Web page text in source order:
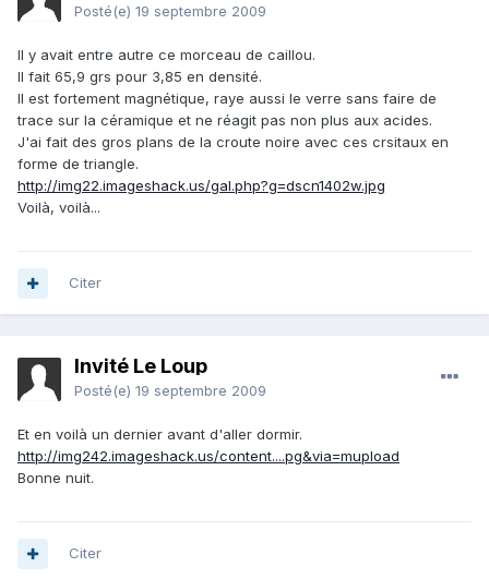
Posté(e) 19 septembre 2009
Il y avait entre autre ce morceau de caillou.
Il fait 65,9 grs pour 3,85 en densité.
Il est fortement magnétique, raye aussi le verre sans faire de
trace sur la céramique et ne réagit pas non plus aux acides.
J'ai fait des gros plans de la croute noire avec ces crsitaux en
forme de triangle.
http://img22.imageshack.us/gal.php?g=dscn1402w.jpg
Voilà, voilà...
Citer
Invité Le Loup
Posté(e) 19 septembre 2009
Et en voilà un dernier avant d'aller dormir.
http://img242.imageshack.us/content....pg&via=mupload
Bonne nuit.
Citer